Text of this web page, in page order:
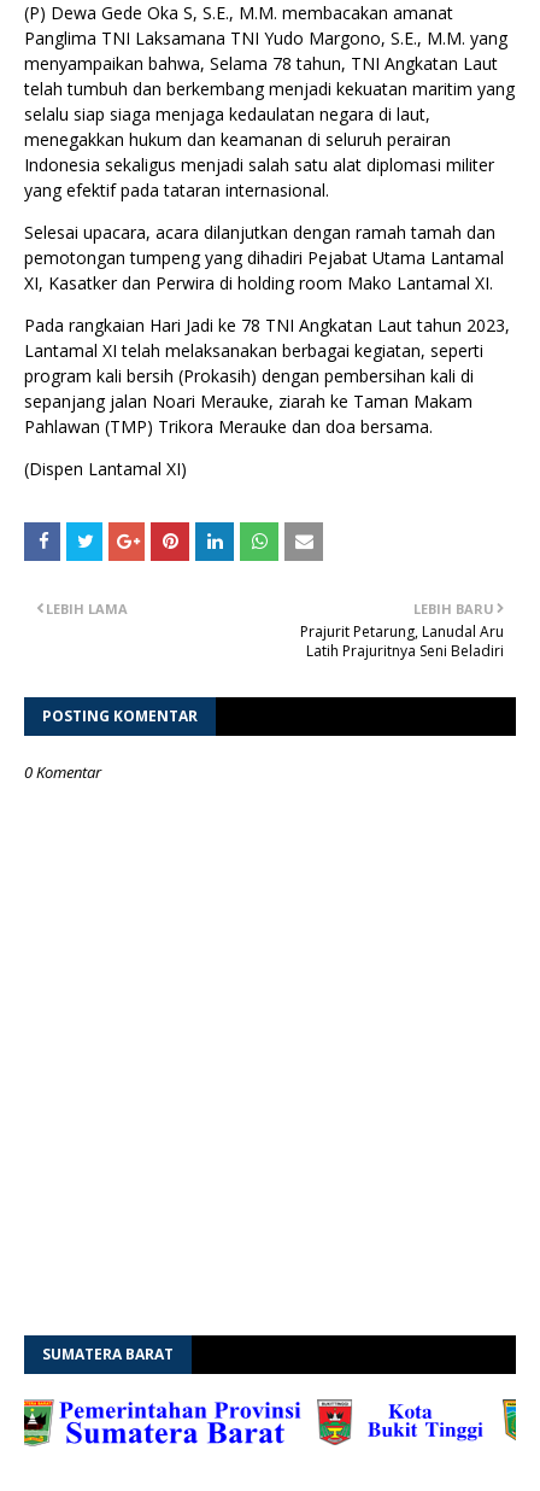
(P) Dewa Gede Oka S, S.E., M.M. membacakan amanat
Panglima TNI Laksamana TNI Yudo Margono, S.E., M.M. yang
menyampaikan bahwa, Selama 78 tahun, TNI Angkatan Laut
telah tumbuh dan berkembang menjadi kekuatan maritim yang
selalu siap siaga menjaga kedaulatan negara di laut,
menegakkan hukum dan keamanan di seluruh perairan
Indonesia sekaligus menjadi salah satu alat diplomasi militer
yang efektif pada tataran internasional.
Selesai upacara, acara dilanjutkan dengan ramah tamah dan
pemotongan tumpeng yang dihadiri Pejabat Utama Lantamal
XI, Kasatker dan Perwira di holding room Mako Lantamal XI.
Pada rangkaian Hari Jadi ke 78 TNI Angkatan Laut tahun 2023,
Lantamal XI telah melaksanakan berbagai kegiatan, seperti
program kali bersih (Prokasih) dengan pembersihan kali di
sepanjang jalan Noari Merauke, ziarah ke Taman Makam
Pahlawan (TMP) Trikora Merauke dan doa bersama.
(Dispen Lantamal XI)
LEBIH BARU
Prajurit Petarung, Lanudal Aru
Latih Prajuritnya Seni Beladiri
LEBIH LAMA
POSTING KOMENTAR
0 Komentar
SUMATERA BARAT